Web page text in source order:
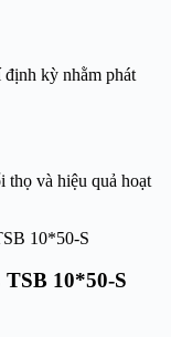
kỳ nhằm phát
thọ và hiệu quả hoạt
10*50-S